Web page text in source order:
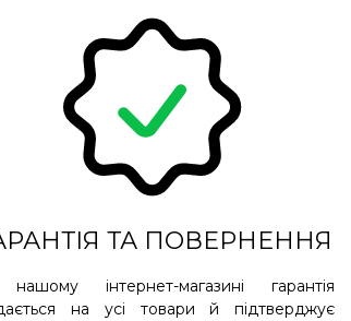
ТА ПОВЕРНЕННЯ
інтернет-магазині гарантія
на усі товари й підтверджує